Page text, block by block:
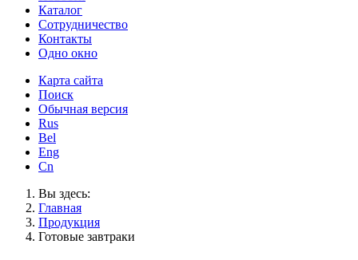
Каталог
Сотрудничество
Контакты
Одно окно
Карта сайта
Поиск
Обычная версия
Rus
Bel
Eng
Cn
Вы здесь:
Главная
Продукция
Готовые завтраки